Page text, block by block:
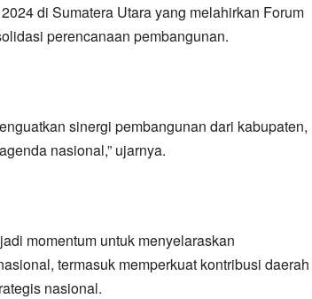
di Sumatera Utara yang melahirkan Forum
perencanaan pembangunan.
sinergi pembangunan dari kabupaten,
nasional,” ujarnya.
momentum untuk menyelaraskan
termasuk memperkuat kontribusi daerah
nasional.